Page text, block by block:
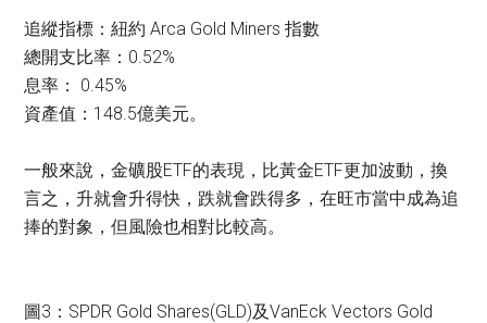
追縱指標：紐約 Arca Gold Miners 指數
總開支比率：0.52%
息率： 0.45%
資產值：148.5億美元。
一般來說，金礦股ETF的表現，比黃金ETF更加波動，換
言之，升就會升得快，跌就會跌得多，在旺市當中成為追
捧的對象，但風險也相對比較高。
圖3：SPDR Gold Shares(GLD)及VanEck Vectors Gold